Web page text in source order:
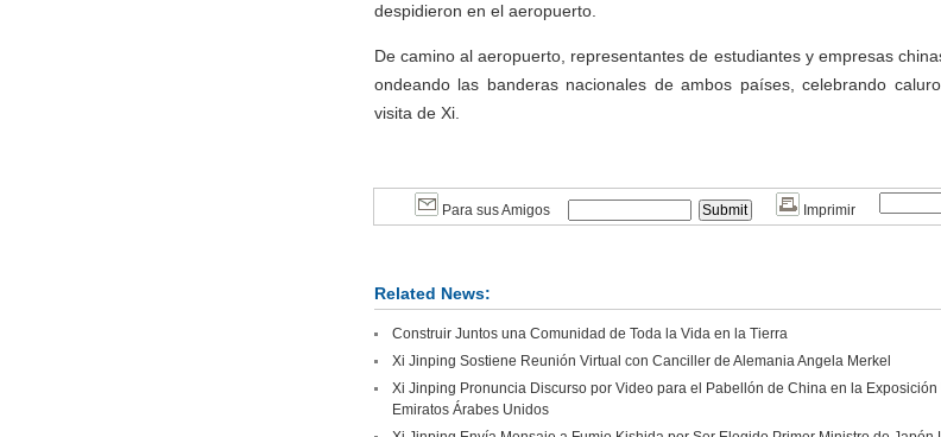
despidieron en el aeropuerto.
De camino al aeropuerto, representantes de estudiantes y empresas
ondeando las banderas nacionales de ambos países, celebrando
visita de Xi.
Para sus Amigos Imprimir
Related News:
Construir Juntos una Comunidad de Toda la Vida en la Tierra
Xi Jinping Sostiene Reunión Virtual con Canciller de Alemania Angela Merkel
Xi Jinping Pronuncia Discurso por Video para el Pabellón de China en la
Emiratos Árabes Unidos